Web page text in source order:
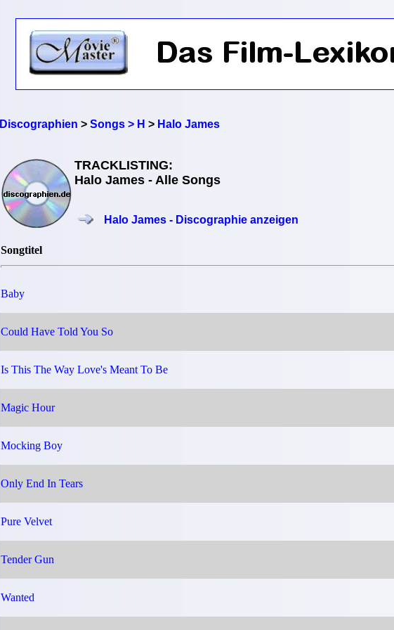
Discographien > Songs > H > Halo James
TRACKLISTING:
Halo James - Alle Songs
Halo James - Discographie anzeigen
Songtitel
Baby
Could Have Told You So
Is This The Way Love's Meant To Be
Magic Hour
Mocking Boy
Only End In Tears
Pure Velvet
Tender Gun
Wanted